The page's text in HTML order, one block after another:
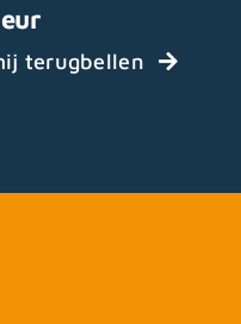
terugbellen